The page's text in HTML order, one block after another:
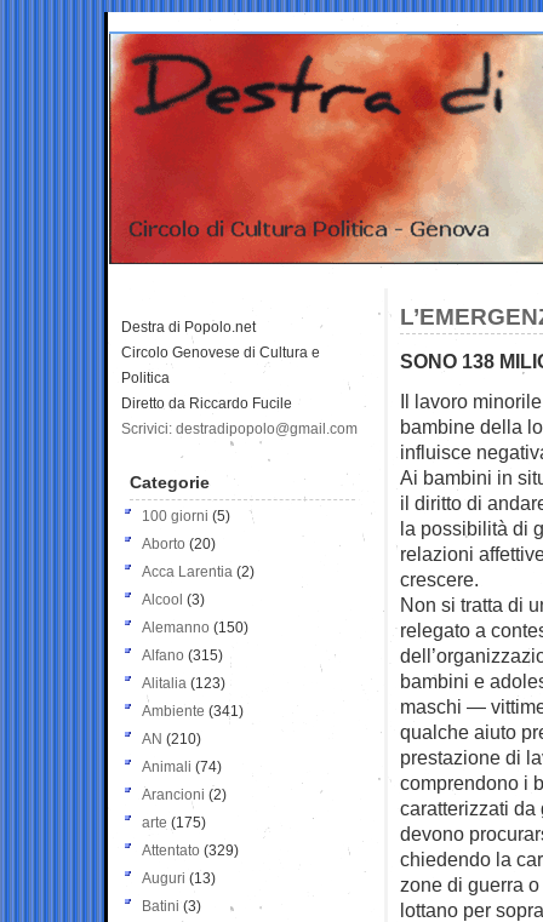
SONO 138
Il lavoro
bambine della
influisce
Ai bambini in
il diritto di
la possibilità di
relazioni
crescere.
Non si tratta di
relegato a
bambini e
maschi —
qualche aiuto
prestazione di
comprendono i
caratterizzati da
devono
chiedendo la
zone di guerra
lottano per
Destra di Popolo.net
Circolo Genovese di Cultura e
Politica
Diretto da Riccardo Fucile
Scrivici: destradipopolo@gmail.com
Categorie
100 giorni (5)
Aborto (20)
Acca Larentia (2)
Alcool (3)
Alemanno (150)
Alfano (315)
Alitalia (123)
Ambiente (341)
AN (210)
Animali (74)
Arancioni (2)
arte (175)
Attentato (329)
Auguri (13)
Batini (3)